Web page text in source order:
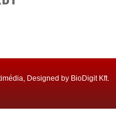
Designed by BioDigit Kft.